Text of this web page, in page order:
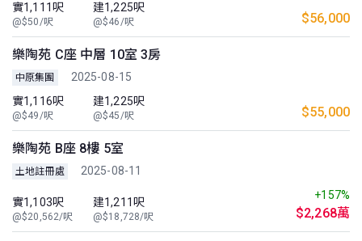
實1,111呎
@$50/呎
建1,225呎
@$46/呎 $56,000
樂陶苑 C座 中層 10室 3房
中原集團
2025-08-15
實1,116呎
@$49/呎
建1,225呎
@$45/呎 $55,000
樂陶苑 B座 8樓 5室
土地註冊處 2025-08-11
實1,103呎
@$20,562/呎
建1,211呎
@$18,728/呎
+157%
$2,268萬